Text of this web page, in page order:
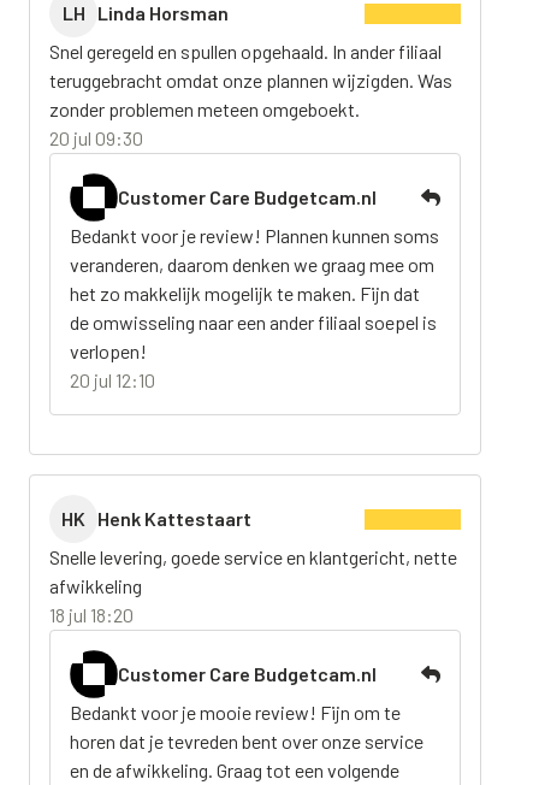
LH
Linda Horsman
Snel geregeld en spullen opgehaald. In ander filiaal
teruggebracht omdat onze plannen wijzigden. Was
zonder problemen meteen omgeboekt.
20 jul 09:30
Customer Care Budgetcam.nl
Bedankt voor je review! Plannen kunnen soms
veranderen, daarom denken we graag mee om
het zo makkelijk mogelijk te maken. Fijn dat
de omwisseling naar een ander filiaal soepel is
verlopen!
20 jul 12:10
HK
Henk Kattestaart
Snelle levering, goede service en klantgericht, nette
afwikkeling
18 jul 18:20
Customer Care Budgetcam.nl
Bedankt voor je mooie review! Fijn om te
horen dat je tevreden bent over onze service
en de afwikkeling. Graag tot een volgende